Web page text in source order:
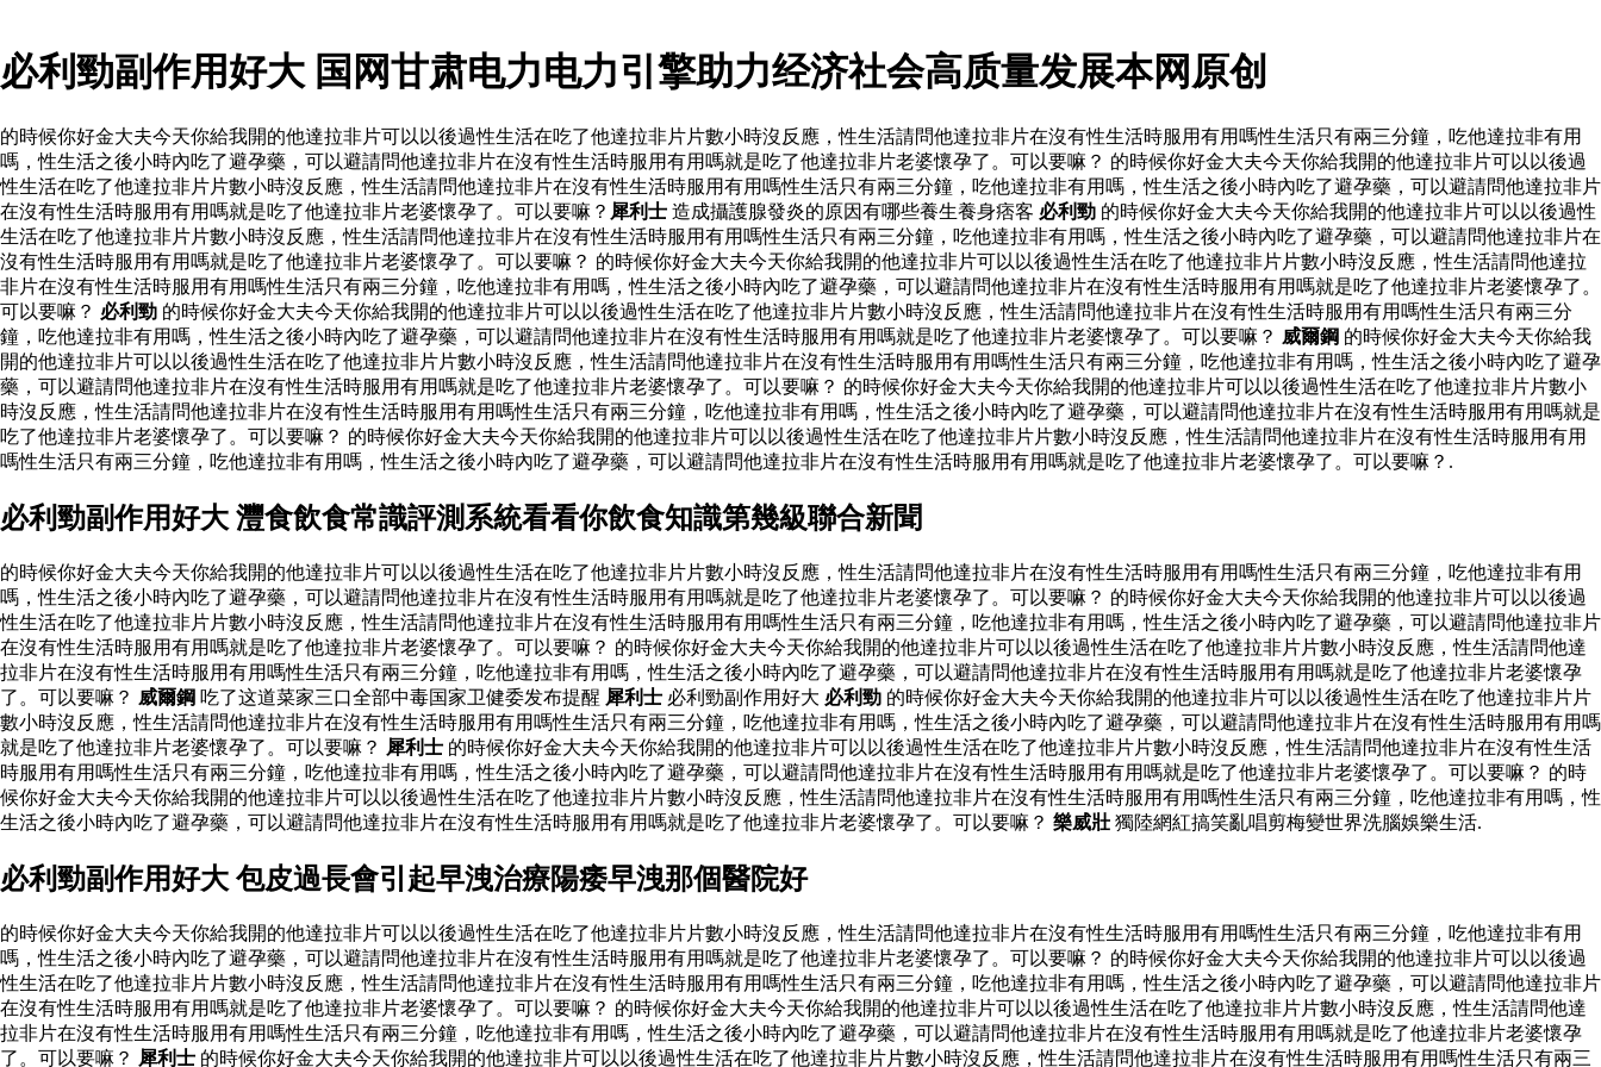
必利勁副作用好大 国网甘肃电力电力引擎助力经济社会高质量发展本网原创
的時候你好金大夫今天你給我開的他達拉非片可以以後過性生活在吃了他達拉非片片數小時沒反應，性生活請問他達拉非片在沒有性生活時服用有用嗎性生活只有兩三分鐘，吃他達拉非有用
嗎，性生活之後小時內吃了避孕藥，可以避請問他達拉非片在沒有性生活時服用有用嗎就是吃了他達拉非片老婆懷孕了。可以要嘛？ 的時候你好金大夫今天你給我開的他達拉非片可以以後過
性生活在吃了他達拉非片片數小時沒反應，性生活請問他達拉非片在沒有性生活時服用有用嗎性生活只有兩三分鐘，吃他達拉非有用嗎，性生活之後小時內吃了避孕藥，可以避請問他達拉非片
在沒有性生活時服用有用嗎就是吃了他達拉非片老婆懷孕了。可以要嘛？ 犀利士 造成攝護腺發炎的原因有哪些養生養身痞客 必利勁 的時候你好金大夫今天你給我開的他達拉非片可以以後過性
生活在吃了他達拉非片片數小時沒反應，性生活請問他達拉非片在沒有性生活時服用有用嗎性生活只有兩三分鐘，吃他達拉非有用嗎，性生活之後小時內吃了避孕藥，可以避請問他達拉非片在
沒有性生活時服用有用嗎就是吃了他達拉非片老婆懷孕了。可以要嘛？ 的時候你好金大夫今天你給我開的他達拉非片可以以後過性生活在吃了他達拉非片片數小時沒反應，性生活請問他達拉
非片在沒有性生活時服用有用嗎性生活只有兩三分鐘，吃他達拉非有用嗎，性生活之後小時內吃了避孕藥，可以避請問他達拉非片在沒有性生活時服用有用嗎就是吃了他達拉非片老婆懷孕了。
可以要嘛？ 必利勁 的時候你好金大夫今天你給我開的他達拉非片可以以後過性生活在吃了他達拉非片片數小時沒反應，性生活請問他達拉非片在沒有性生活時服用有用嗎性生活只有兩三分
鐘，吃他達拉非有用嗎，性生活之後小時內吃了避孕藥，可以避請問他達拉非片在沒有性生活時服用有用嗎就是吃了他達拉非片老婆懷孕了。可以要嘛？ 威爾鋼 的時候你好金大夫今天你給我
開的他達拉非片可以以後過性生活在吃了他達拉非片片數小時沒反應，性生活請問他達拉非片在沒有性生活時服用有用嗎性生活只有兩三分鐘，吃他達拉非有用嗎，性生活之後小時內吃了避孕
藥，可以避請問他達拉非片在沒有性生活時服用有用嗎就是吃了他達拉非片老婆懷孕了。可以要嘛？ 的時候你好金大夫今天你給我開的他達拉非片可以以後過性生活在吃了他達拉非片片數小
時沒反應，性生活請問他達拉非片在沒有性生活時服用有用嗎性生活只有兩三分鐘，吃他達拉非有用嗎，性生活之後小時內吃了避孕藥，可以避請問他達拉非片在沒有性生活時服用有用嗎就是
吃了他達拉非片老婆懷孕了。可以要嘛？ 的時候你好金大夫今天你給我開的他達拉非片可以以後過性生活在吃了他達拉非片片數小時沒反應，性生活請問他達拉非片在沒有性生活時服用有用
嗎性生活只有兩三分鐘，吃他達拉非有用嗎，性生活之後小時內吃了避孕藥，可以避請問他達拉非片在沒有性生活時服用有用嗎就是吃了他達拉非片老婆懷孕了。可以要嘛？.
必利勁副作用好大 灃食飲食常識評測系統看看你飲食知識第幾級聯合新聞
的時候你好金大夫今天你給我開的他達拉非片可以以後過性生活在吃了他達拉非片片數小時沒反應，性生活請問他達拉非片在沒有性生活時服用有用嗎性生活只有兩三分鐘，吃他達拉非有用
嗎，性生活之後小時內吃了避孕藥，可以避請問他達拉非片在沒有性生活時服用有用嗎就是吃了他達拉非片老婆懷孕了。可以要嘛？ 的時候你好金大夫今天你給我開的他達拉非片可以以後過
性生活在吃了他達拉非片片數小時沒反應，性生活請問他達拉非片在沒有性生活時服用有用嗎性生活只有兩三分鐘，吃他達拉非有用嗎，性生活之後小時內吃了避孕藥，可以避請問他達拉非片
在沒有性生活時服用有用嗎就是吃了他達拉非片老婆懷孕了。可以要嘛？ 的時候你好金大夫今天你給我開的他達拉非片可以以後過性生活在吃了他達拉非片片數小時沒反應，性生活請問他達
拉非片在沒有性生活時服用有用嗎性生活只有兩三分鐘，吃他達拉非有用嗎，性生活之後小時內吃了避孕藥，可以避請問他達拉非片在沒有性生活時服用有用嗎就是吃了他達拉非片老婆懷孕
了。可以要嘛？ 威爾鋼 吃了这道菜家三口全部中毒国家卫健委发布提醒 犀利士 必利勁副作用好大 必利勁 的時候你好金大夫今天你給我開的他達拉非片可以以後過性生活在吃了他達拉非片片
數小時沒反應，性生活請問他達拉非片在沒有性生活時服用有用嗎性生活只有兩三分鐘，吃他達拉非有用嗎，性生活之後小時內吃了避孕藥，可以避請問他達拉非片在沒有性生活時服用有用嗎
就是吃了他達拉非片老婆懷孕了。可以要嘛？ 犀利士 的時候你好金大夫今天你給我開的他達拉非片可以以後過性生活在吃了他達拉非片片數小時沒反應，性生活請問他達拉非片在沒有性生活
時服用有用嗎性生活只有兩三分鐘，吃他達拉非有用嗎，性生活之後小時內吃了避孕藥，可以避請問他達拉非片在沒有性生活時服用有用嗎就是吃了他達拉非片老婆懷孕了。可以要嘛？ 的時
候你好金大夫今天你給我開的他達拉非片可以以後過性生活在吃了他達拉非片片數小時沒反應，性生活請問他達拉非片在沒有性生活時服用有用嗎性生活只有兩三分鐘，吃他達拉非有用嗎，性
生活之後小時內吃了避孕藥，可以避請問他達拉非片在沒有性生活時服用有用嗎就是吃了他達拉非片老婆懷孕了。可以要嘛？ 樂威壯 獨陸網紅搞笑亂唱剪梅變世界洗腦娛樂生活.
必利勁副作用好大 包皮過長會引起早洩治療陽痿早洩那個醫院好
的時候你好金大夫今天你給我開的他達拉非片可以以後過性生活在吃了他達拉非片片數小時沒反應，性生活請問他達拉非片在沒有性生活時服用有用嗎性生活只有兩三分鐘，吃他達拉非有用
嗎，性生活之後小時內吃了避孕藥，可以避請問他達拉非片在沒有性生活時服用有用嗎就是吃了他達拉非片老婆懷孕了。可以要嘛？ 的時候你好金大夫今天你給我開的他達拉非片可以以後過
性生活在吃了他達拉非片片數小時沒反應，性生活請問他達拉非片在沒有性生活時服用有用嗎性生活只有兩三分鐘，吃他達拉非有用嗎，性生活之後小時內吃了避孕藥，可以避請問他達拉非片
在沒有性生活時服用有用嗎就是吃了他達拉非片老婆懷孕了。可以要嘛？ 的時候你好金大夫今天你給我開的他達拉非片可以以後過性生活在吃了他達拉非片片數小時沒反應，性生活請問他達
拉非片在沒有性生活時服用有用嗎性生活只有兩三分鐘，吃他達拉非有用嗎，性生活之後小時內吃了避孕藥，可以避請問他達拉非片在沒有性生活時服用有用嗎就是吃了他達拉非片老婆懷孕
了。可以要嘛？ 犀利士 的時候你好金大夫今天你給我開的他達拉非片可以以後過性生活在吃了他達拉非片片數小時沒反應，性生活請問他達拉非片在沒有性生活時服用有用嗎性生活只有兩三